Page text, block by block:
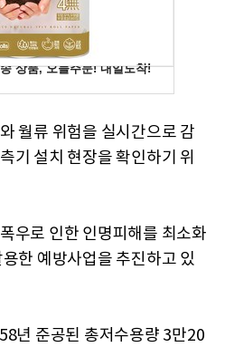
월류 위험을 실시간으로 감
기 설치 현장을 확인하기 위
우로 인한 인명피해를 최소화
한 예방사업을 추진하고 있
년 준공된 총저수용량 3만20